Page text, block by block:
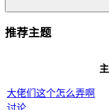
推荐主题
大佬们这个怎么弄啊
讨论